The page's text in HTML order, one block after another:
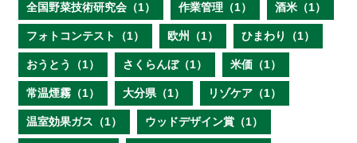
全国野菜技術研究会（1） 作業管理（1） 酒米（1）
フォトコンテスト（1） 欧州（1） ひまわり（1）
おうとう（1） さくらんぼ（1） 米価（1）
常温煙霧（1） 大分県（1） リゾケア（1）
温室効果ガス（1） ウッドデザイン賞（1）